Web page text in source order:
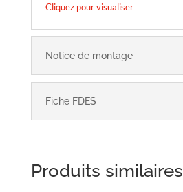
Cliquez pour visualiser
Notice de montage
Fiche FDES
Produits similaires